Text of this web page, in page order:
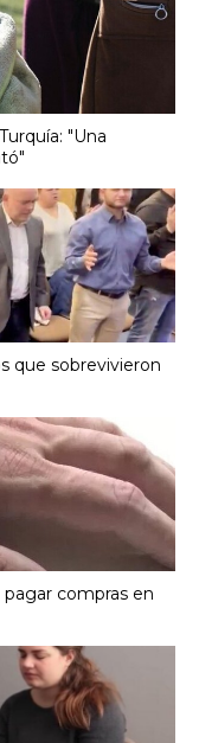
"Una
que sobrevivieron
compras en